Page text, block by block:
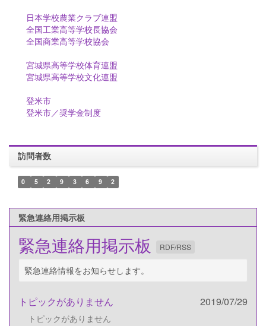
日本学校農業クラブ連盟
全国工業高等学校長協会
全国商業高等学校協会
宮城県高等学校体育連盟
宮城県高等学校文化連盟
登米市
登米市／奨学金制度
訪問者数
0 5 2 9 3 6 9 2
緊急連絡用掲示板
緊急連絡用掲示板 RDF/RSS
緊急連絡情報をお知らせします。
トピックがありません 2019/07/29
トピックがありません